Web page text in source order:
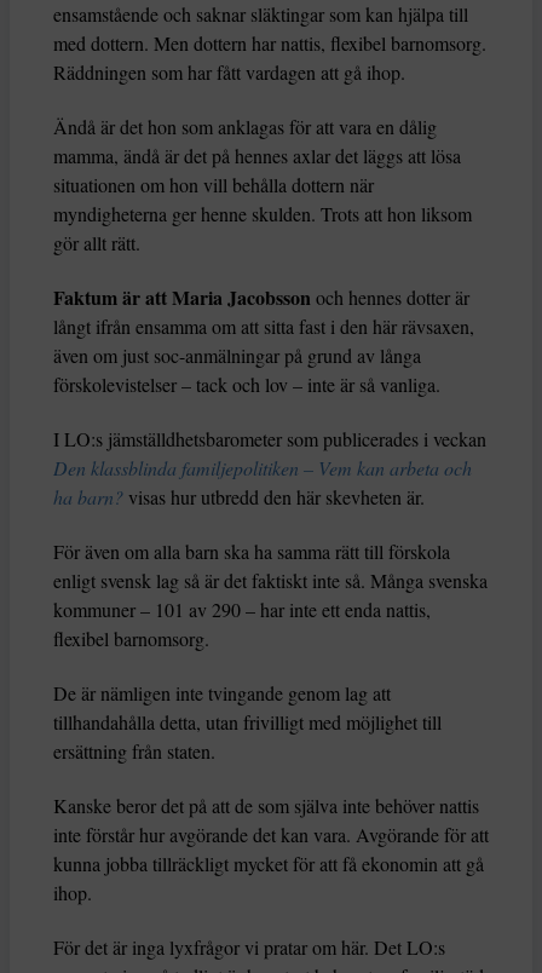
ensamstående och saknar släktingar som kan hjälpa till
med dottern. Men dottern har nattis, flexibel barnomsorg.
Räddningen som har fått vardagen att gå ihop.
Ändå är det hon som anklagas för att vara en dålig
mamma, ändå är det på hennes axlar det läggs att lösa
situationen om hon vill behålla dottern när
myndigheterna ger henne skulden. Trots att hon liksom
gör allt rätt.
Faktum är att Maria Jacobsson och hennes dotter är
långt ifrån ensamma om att sitta fast i den här rävsaxen,
även om just soc-anmälningar på grund av långa
förskolevistelser – tack och lov – inte är så vanliga.
I LO:s jämställdhetsbarometer som publicerades i veckan
Den klassblinda familjepolitiken – Vem kan arbeta och
ha barn? visas hur utbredd den här skevheten är.
För även om alla barn ska ha samma rätt till förskola
enligt svensk lag så är det faktiskt inte så. Många svenska
kommuner – 101 av 290 – har inte ett enda nattis,
flexibel barnomsorg.
De är nämligen inte tvingande genom lag att
tillhandahålla detta, utan frivilligt med möjlighet till
ersättning från staten.
Kanske beror det på att de som själva inte behöver nattis
inte förstår hur avgörande det kan vara. Avgörande för att
kunna jobba tillräckligt mycket för att få ekonomin att gå
ihop.
För det är inga lyxfrågor vi pratar om här. Det LO:s